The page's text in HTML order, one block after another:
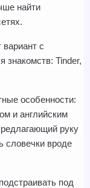
найти
с
знакомств: Tinder,
особенности:
и английским
руку
словечки вроде
под